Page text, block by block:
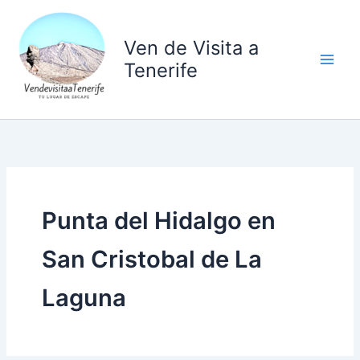
contenido
Ven de Visita a
Tenerife
Punta del Hidalgo en
San Cristobal de La
Laguna